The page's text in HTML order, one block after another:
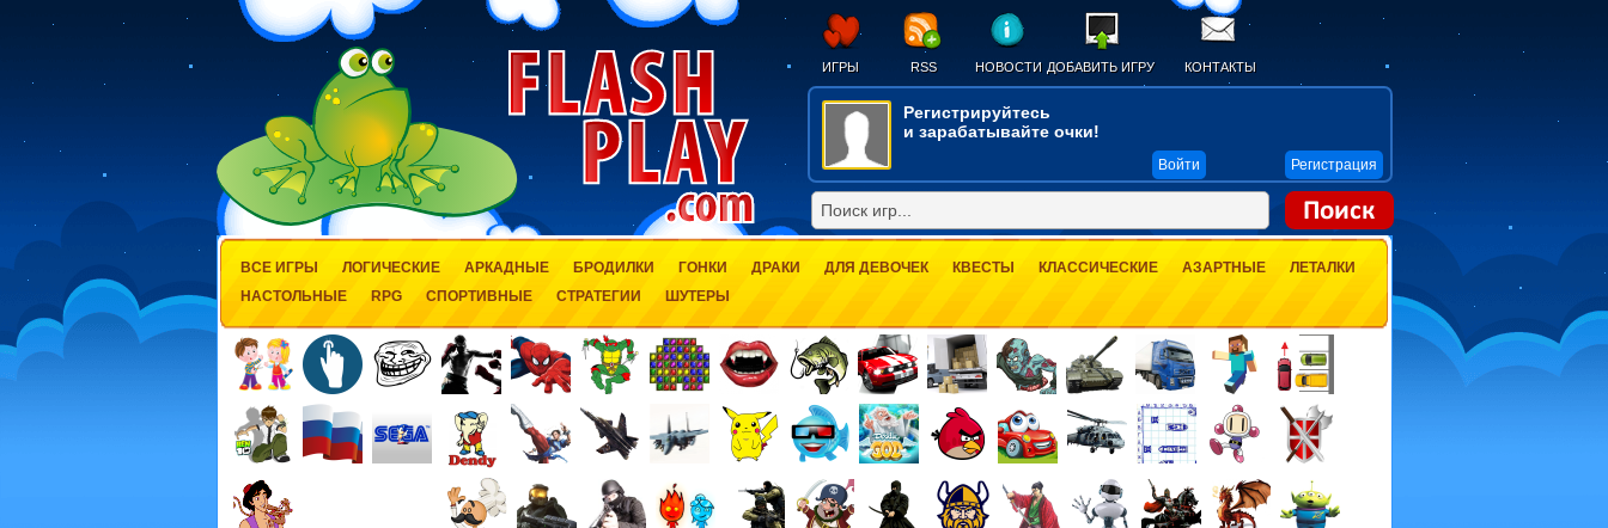
ИГРЫ RSS НОВОСТИ ДОБАВИТЬ ИГРУ КОНТАКТЫ
Регистрируйтесь
и зарабатывайте очки!
Войти Регистрация
ВСЕ ИГРЫ ЛОГИЧЕСКИЕ АРКАДНЫЕ БРОДИЛКИ ГОНКИ ДРАКИ ДЛЯ ДЕВОЧЕК КВЕСТЫ КЛАССИЧЕСКИЕ АЗАРТНЫЕ
ЛЕТАЛКИ
НАСТОЛЬНЫЕ
RPG СПОРТИВНЫЕ СТРАТЕГИИ ШУТЕРЫ